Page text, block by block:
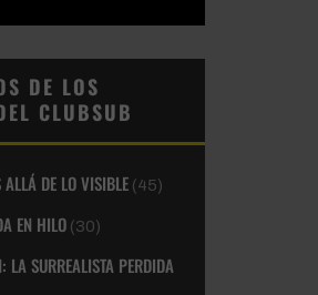
DE LOS
CLUBSUB
DE LO VISIBLE (45)
EN HILO (30)
LA SURREALISTA PERDIDA